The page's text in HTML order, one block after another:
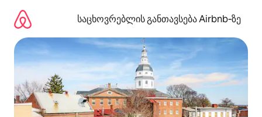
გადასვლა
საცხოვრებლის განთავსება Airbnb‑ზე